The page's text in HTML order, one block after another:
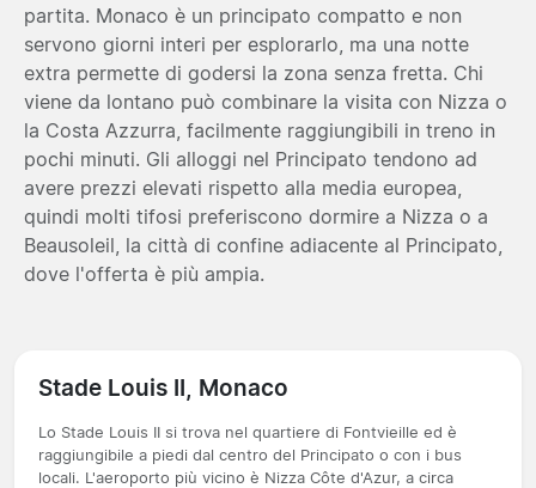
partita. Monaco è un principato compatto e non
servono giorni interi per esplorarlo, ma una notte
extra permette di godersi la zona senza fretta. Chi
viene da lontano può combinare la visita con Nizza o
la Costa Azzurra, facilmente raggiungibili in treno in
pochi minuti. Gli alloggi nel Principato tendono ad
avere prezzi elevati rispetto alla media europea,
quindi molti tifosi preferiscono dormire a Nizza o a
Beausoleil, la città di confine adiacente al Principato,
dove l'offerta è più ampia.
Stade Louis II, Monaco
Lo Stade Louis II si trova nel quartiere di Fontvieille ed è
raggiungibile a piedi dal centro del Principato o con i bus
locali. L'aeroporto più vicino è Nizza Côte d'Azur, a circa